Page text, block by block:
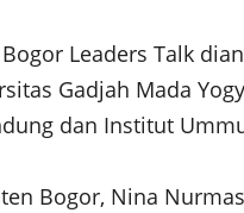
Leaders Talk
Gadjah Mada
dan Institut
Bogor, Nina